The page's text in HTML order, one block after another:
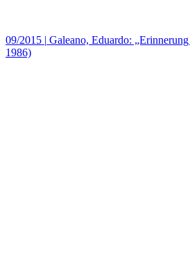
09/2015 | Galeano, Eduardo:
1986)